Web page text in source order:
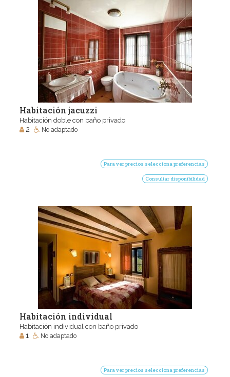
Habitación jacuzzi
Habitación doble con baño privado
2 No adaptado
Para ver precios selecciona preferencias
Consultar disponibilidad
Habitación individual
Habitación individual con baño privado
1 No adaptado
Para ver precios selecciona preferencias